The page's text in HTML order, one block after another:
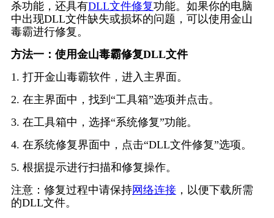
杀功能，还具有DLL文件修复功能。如果你的电脑
中出现DLL文件缺失或损坏的问题，可以使用金山
毒霸进行修复。
方法一：使用金山毒霸修复DLL文件
1. 打开金山毒霸软件，进入主界面。
2. 在主界面中，找到“工具箱”选项并点击。
3. 在工具箱中，选择“系统修复”功能。
4. 在系统修复界面中，点击“DLL文件修复”选项。
5. 根据提示进行扫描和修复操作。
注意：修复过程中请保持网络连接，以便下载所需
的DLL文件。